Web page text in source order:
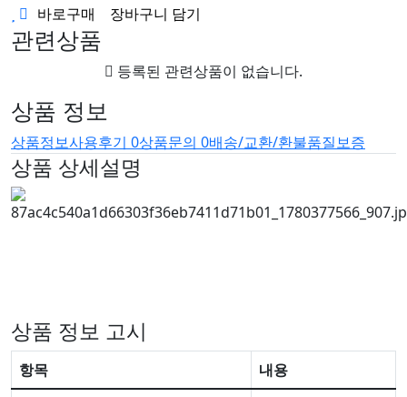
바로구매 장바구니 담기
관련상품
등록된 관련상품이 없습니다.
상품 정보
상품정보사용후기 0상품문의 0배송/교환/환불품질보증
상품 상세설명
상품 정보 고시
항목
내용